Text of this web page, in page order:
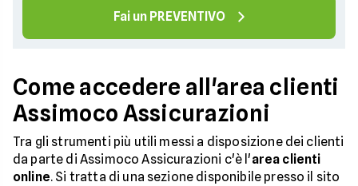
Fai un PREVENTIVO
Come accedere all'area clienti
Assimoco Assicurazioni
Tra gli strumenti più utili messi a disposizione dei clienti
da parte di Assimoco Assicurazioni c'è l'area clienti
online. Si tratta di una sezione disponibile presso il sito